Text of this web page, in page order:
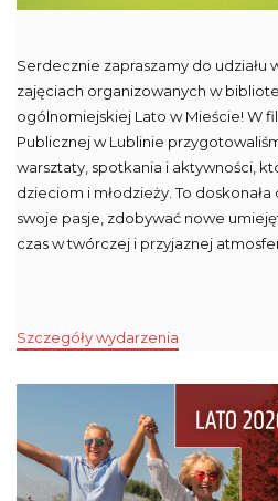
Serdecznie zapraszamy do udziału
zajęciach organizowanych w
ogólnomiejskiej Lato w Mieście! W
Publicznej w Lublinie
warsztaty, spotkania i aktywności,
dzieciom i młodzieży. To
swoje pasje, zdobywać nowe
czas w twórczej i przyjaznej
Szczegóły wydarzenia